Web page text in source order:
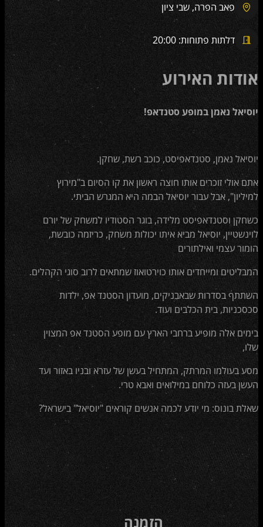
פאב הפרה, שבי ציון
דלתות פתוחות: 20:00
אודות האירוע
יוסיאל נאמן במופע סטנדאפ!
יוסיאל נאמן, סטנדאפיסט, כוכב רשת, שחקן.
אתם אולי זוכרים אותו חוצה ראשון את קו הסיום ב"מירוץ
למיליון", אבל עבור יוסיאל הבמה היא המגרש הביתי.
כשחקן וסטנדאפיסט מלידה, בוגר הסטודיו למשחק של יורם
לוינשטיין, יוסיאל מביא איתו יכולות משחק, כריזמה כובשת,
הומור עצמי ואילתורים
המבליטים ומייחדים אותו כוירטואוז שמתאים לרוב סוגי הקהלים.
השתתף בסדרות שבאבניקים, מועדון הסטנד אפ, ילדות
סכסכניות, בית הכלבים ועוד.
בימים אלה מופיע ברחבי הארץ עם מופע הסטנד אפ המצוין
שלו,
מסע בעולמו המרתק, המתחיל בעשן של עזרא ובניו באזור ועד
העשן בעזה כלוחם במילואים ואבא טרי.
שאלת בונוס: מי יודע לכמה אנשים קוראים "יוסיאל" בישראל?
הזמנה